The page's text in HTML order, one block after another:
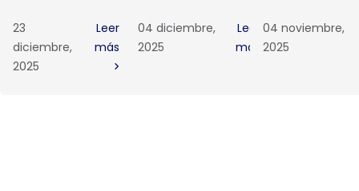
23
diciembre,
2025
Leer
más
04 diciembre,
2025
Leer
más
04 noviembre,
2025